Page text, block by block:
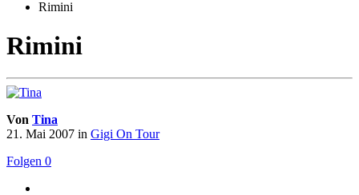
Rimini
Rimini
Von Tina
21. Mai 2007 in Gigi On Tour
Folgen 0